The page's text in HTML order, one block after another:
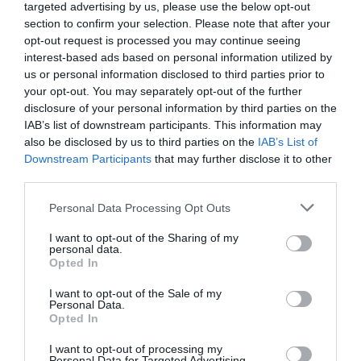
targeted advertising by us, please use the below opt-out
section to confirm your selection. Please note that after your
opt-out request is processed you may continue seeing
interest-based ads based on personal information utilized by
us or personal information disclosed to third parties prior to
your opt-out. You may separately opt-out of the further
disclosure of your personal information by third parties on the
IAB’s list of downstream participants. This information may
also be disclosed by us to third parties on the IAB’s List of
Downstream Participants that may further disclose it to other
Please note that this website/app uses one or more Google
not limited to your visit or usage behaviour. You may click to
grant or deny consent to Google and its third-party tags to
use your data for below specified purposes in below Google
consent section.
Personal Data Processing Opt Outs
I want to opt-out of the Sharing of my
personal data.
Opted In
I want to opt-out of the Sale of my
Personal Data.
Opted In
I want to opt-out of processing my
akik vállalkozóként képzelik el a jövőjüket”– mondja dr. Mandel
Katalin, a
Magyar Franchise Szövetség főtitkára.
A szakértő kiemelte, hogy a jelenlegi gazdasági helyzet, a magas
ingatlanárak is egyre több vállalkozót terelnek a franchise-
hálózatok felé.
A Magyar Franchise Szövetség főtitkára beszámolt arról is, hogy
az elmúlt évben új csúcsot ért el a szervezet taglétszáma, és a
partnereik kiemelkedően sikeresek a nemzetközi piacon is. Dr.
Mandel Katalin kiemelte, hogy a legjelentősebb szakmai
Best Retail Franchise kategóriában első helyet szerzett a BENU
Magyarország Zrt., a szintén a szervezet tagjai között szereplő
Szolgáltatás és Oktatási Franchise kategóriában. (x)